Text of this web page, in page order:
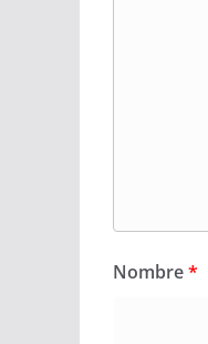
Nombre*